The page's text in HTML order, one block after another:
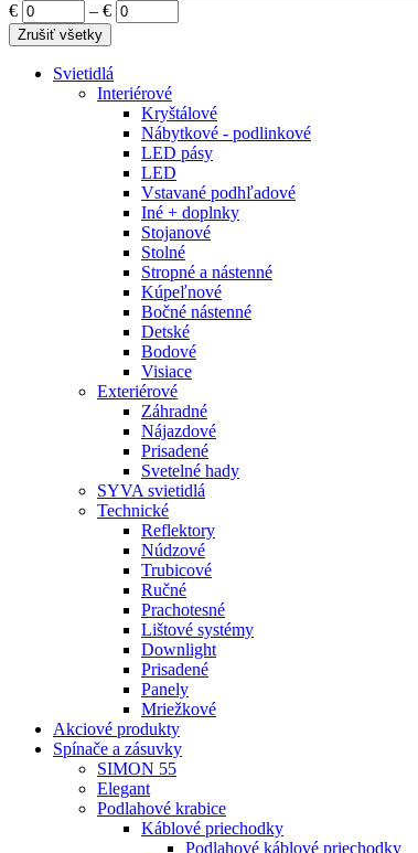
€
– €
Svietidlá
Interiérové
Kryštálové
Nábytkové - podlinkové
LED pásy
LED
Vstavané podhľadové
Iné + doplnky
Stojanové
Stolné
Stropné a nástenné
Kúpeľnové
Bočné nástenné
Detské
Bodové
Visiace
Exteriérové
Záhradné
Nájazdové
Prisadené
Svetelné hady
SYVA svietidlá
Technické
Reflektory
Núdzové
Trubicové
Ručné
Prachotesné
Lištové systémy
Downlight
Prisadené
Panely
Mriežkové
Akciové produkty
Spínače a zásuvky
SIMON 55
Elegant
Podlahové krabice
Káblové priechodky
Podlahové káblové priechodky